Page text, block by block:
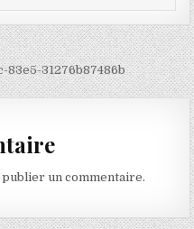
83e5-31276b87486b
un commentaire.